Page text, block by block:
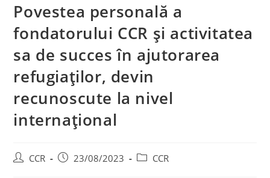
Povestea personală a
fondatorului CCR și activitatea
sa de succes în ajutorarea
refugiaților, devin
recunoscute la nivel
internațional
CCR 23/08/2023 CCR